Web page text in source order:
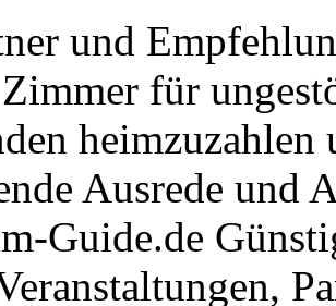
und
für
Ausrede und
Guide.de